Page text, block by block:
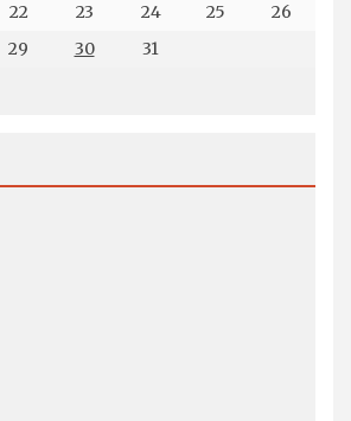
22 23 24 25
26
29 30
31